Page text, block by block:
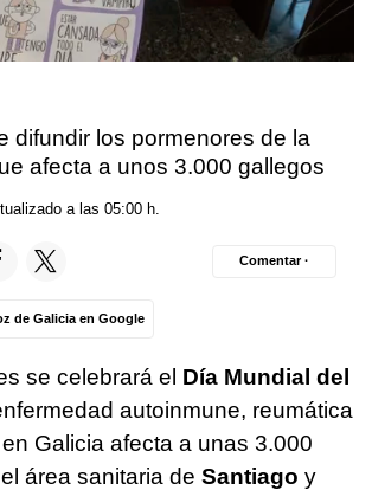
difundir los pormenores de la
afecta a unos 3.000 gallegos
a las 05:00 h.
de Galicia en Google
Comentar ·
se celebrará el Día Mundial del
autoinmune, reumática
Galicia afecta a unas 3.000
área sanitaria de Santiago y